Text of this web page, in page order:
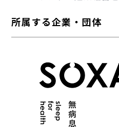
所属する企業・団体